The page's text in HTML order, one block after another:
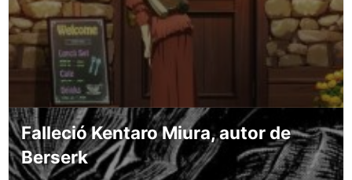
Falleció Kentaro Miura, autor de
Berserk